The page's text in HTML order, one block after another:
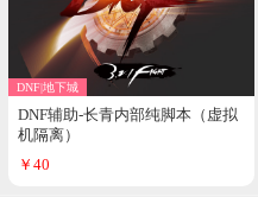
DNF|地下城
DNF辅助-长青内部纯脚本（虚拟
机隔离）
￥40